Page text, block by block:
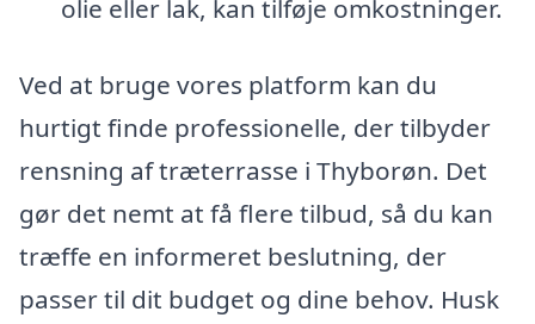
olie eller lak, kan tilføje omkostninger.
Ved at bruge vores platform kan du
hurtigt finde professionelle, der tilbyder
rensning af træterrasse i Thyborøn. Det
gør det nemt at få flere tilbud, så du kan
træffe en informeret beslutning, der
passer til dit budget og dine behov. Husk